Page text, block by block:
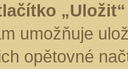
umožňuje
opětovné